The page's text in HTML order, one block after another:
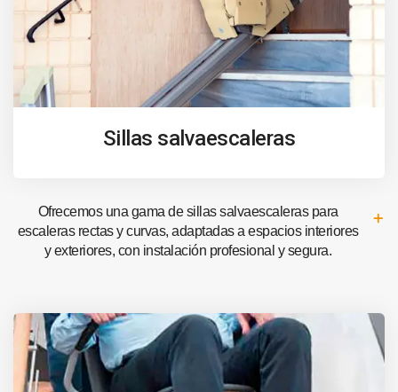
Sillas salvaescaleras
Ofrecemos una gama de sillas salvaescaleras para
escaleras rectas y curvas, adaptadas a espacios interiores
y exteriores, con instalación profesional y segura.